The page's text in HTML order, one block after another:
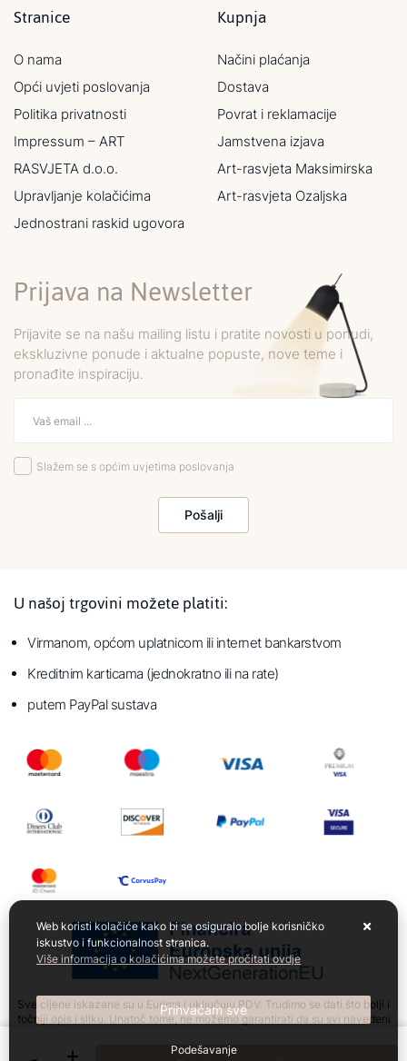
Stranice
O nama
Opći uvjeti poslovanja
Politika privatnosti
Impressum – ART
RASVJETA d.o.o.
Upravljanje kolačićima
Jednostrani raskid ugovora
Kupnja
Načini plaćanja
Dostava
Povrat i reklamacije
Jamstvena izjava
Art-rasvjeta Maksimirska
Art-rasvjeta Ozaljska
Prijava na Newsletter
Prijavite se na našu mailing listu i pratite novosti u ponudi,
ekskluzivne ponude i aktualne popuste, nove teme i
pronađite inspiraciju.
Slažem se s općim uvjetima poslovanja
Pošalji
U našoj trgovini možete platiti:
Virmanom, općom uplatnicom ili internet bankarstvom
Kreditnim karticama (jednokratno ili na rate)
putem PayPal sustava
Sve cijene iskazane su u Eurima i uključuju PDV. Trudimo se dati što bolji i
točniji opis i sliku. Unatoč tome, ne možemo garantirati da su svi navedeni
nastale u opisu proizvoda, slikama proizvoda te promjene cijena.
Web koristi kolačiće kako bi se osiguralo bolje korisničko
iskustvo i funkcionalnost stranica.
Više informacija o kolačićima možete pročitati ovdje
Prihvaćam sve
Podešavanje